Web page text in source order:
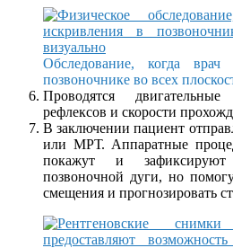
Обследование, когда врач
позвоночнике во всех
Проводятся
рефлексов и скорости
В заключении пациент
или МРТ. Аппаратные
покажут и зафиксируют
позвоночной дуги, но
смещения и прогнозировать